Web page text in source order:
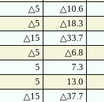
△5 △10.6
△5 △18.3
△15 △33.7
△5 △6.8
5 7.3
5 13.0
△15 △37.7